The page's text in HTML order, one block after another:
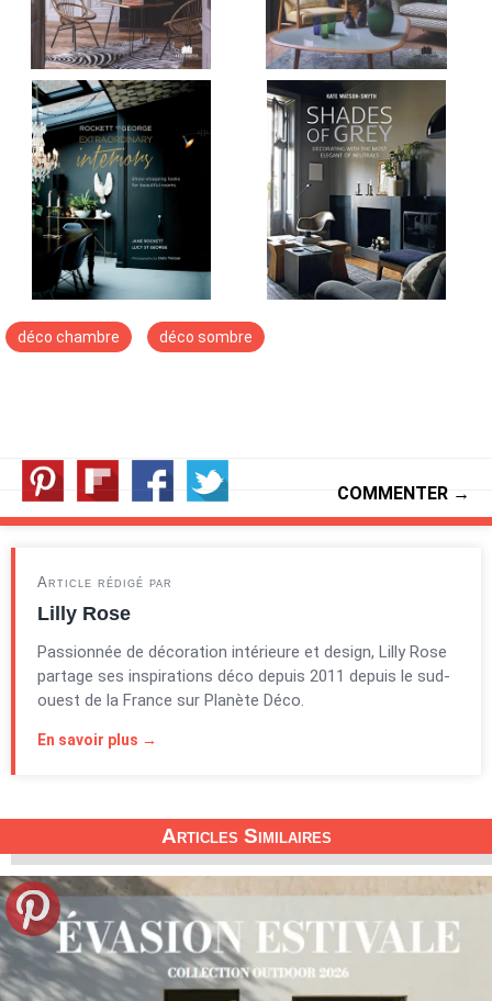
déco chambre déco sombre
COMMENTER →
Article rédigé par
Lilly Rose
Passionnée de décoration intérieure et design, Lilly Rose
partage ses inspirations déco depuis 2011 depuis le sud-
ouest de la France sur Planète Déco.
En savoir plus →
Articles Similaires